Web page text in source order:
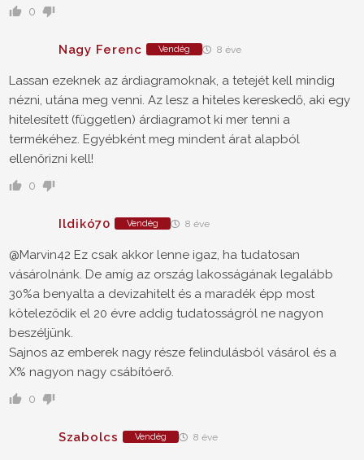
0
Nagy Ferenc Vendég 8 éve
Lassan ezeknek az árdiagramoknak, a tetejét kell mindig
nézni, utána meg venni. Az lesz a hiteles kereskedő, aki egy
hitelesített (független) árdiagramot ki mer tenni a
termékéhez. Egyébként meg mindent árat alapból
ellenőrizni kell!
0
Ildikó70 Vendég 8 éve
@Marvin42 Ez csak akkor lenne igaz, ha tudatosan
vásárolnánk. De amíg az ország lakosságának legalább
30%a benyalta a devizahitelt és a maradék épp most
köteleződik el 20 évre addig tudatosságról ne nagyon
beszéljünk.
Sajnos az emberek nagy része felindulásból vásárol és a
X% nagyon nagy csábítóerő.
0
Szabolcs Vendég 8 éve